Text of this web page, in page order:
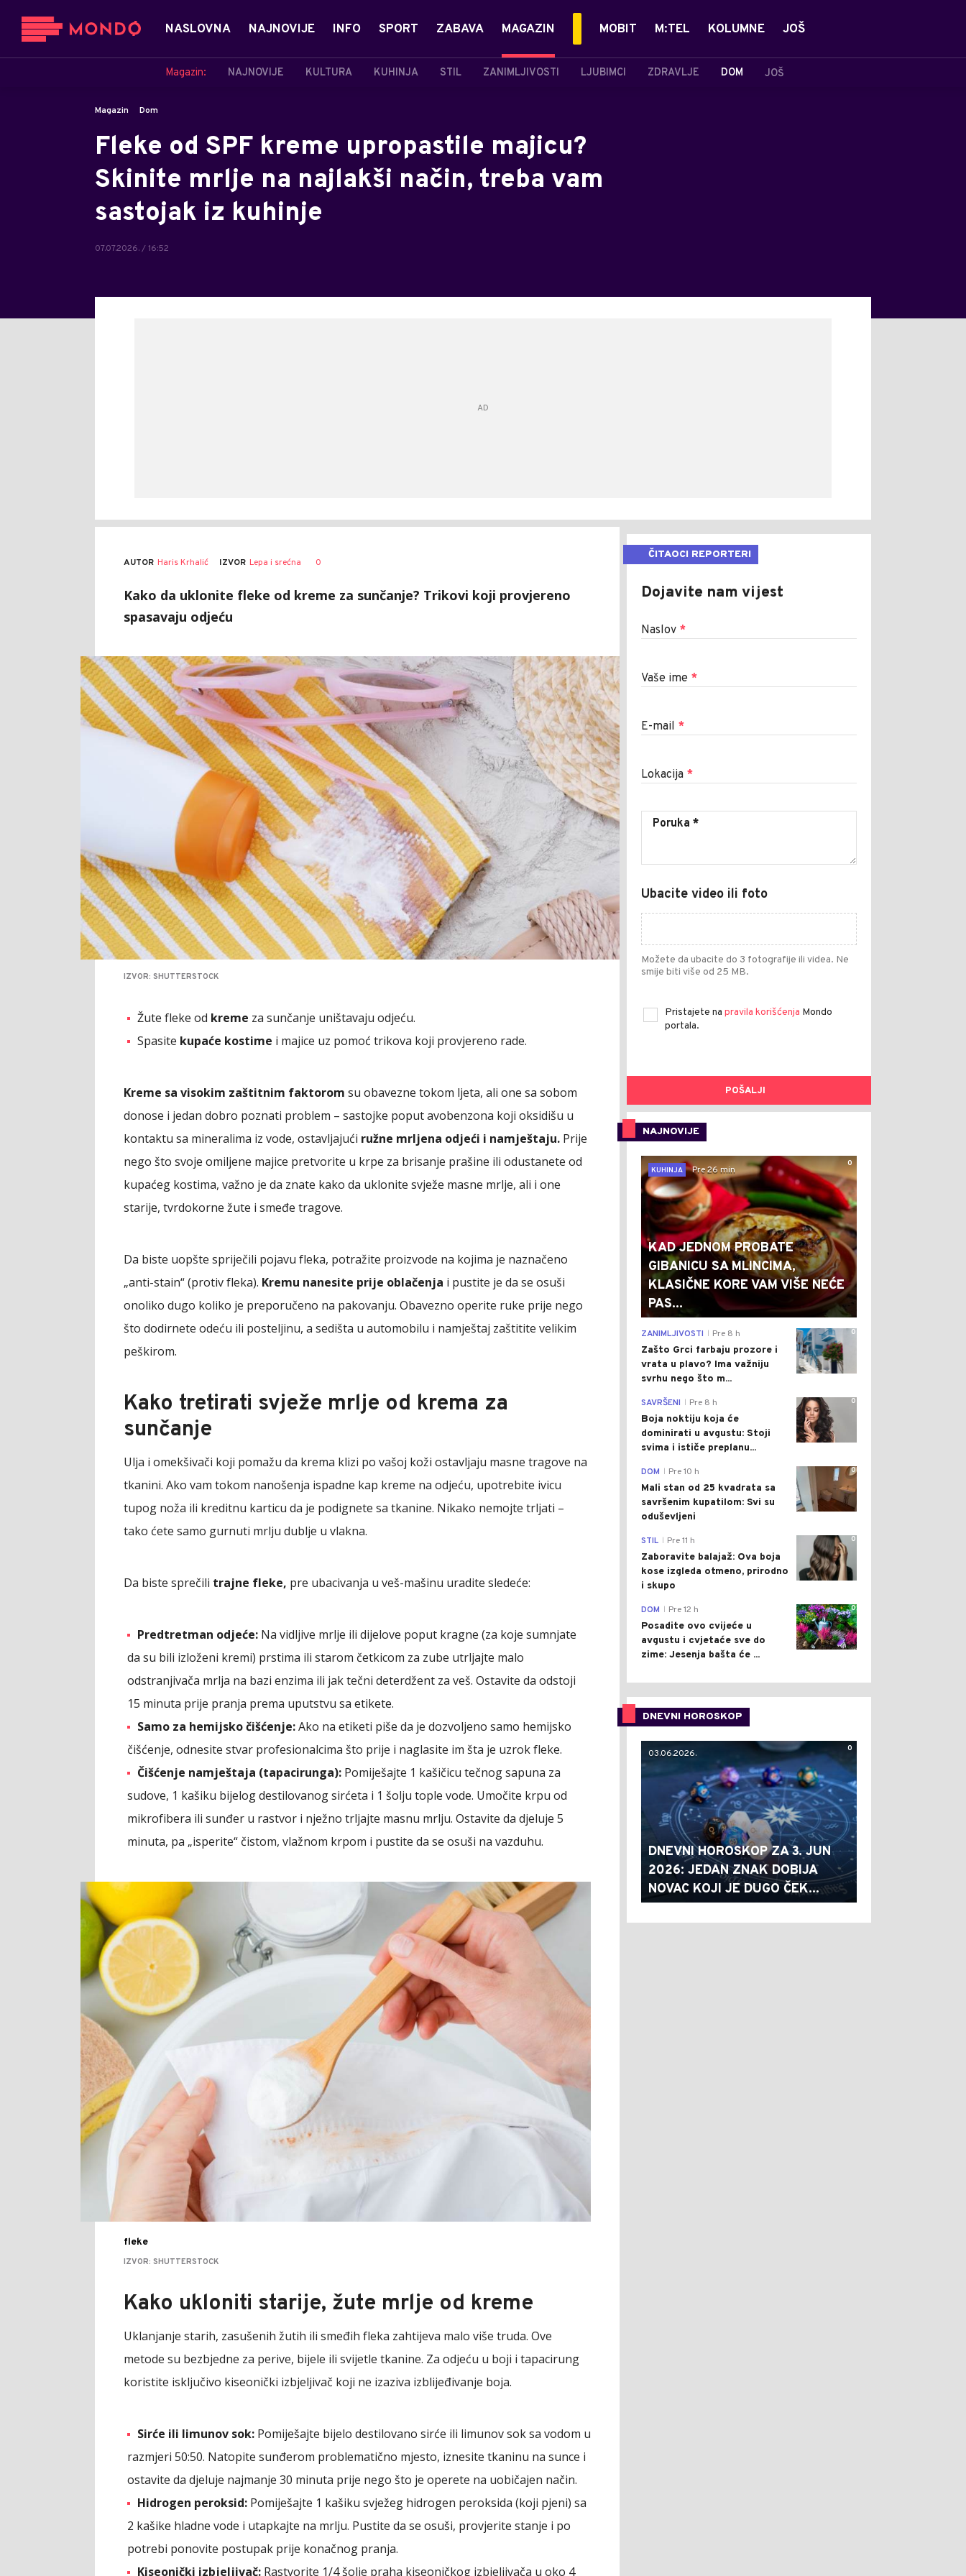
NASLOVNA NAJNOVIJE INFO SPORT ZABAVA MAGAZIN
Magazin: NAJNOVIJE KULTURA KUHINJA STIL ZANIMLJIVOSTI LJUBIMCI ZDRAVLJE DOM JOŠ
MOBIT M:TEL KOLUMNE JOŠ
Magazin Dom
Fleke od SPF kreme upropastile majicu?
Skinite mrlje na najlakši način, treba vam
sastojak iz kuhinje
07.07.2026. / 16:52
AUTOR Haris Krhalić IZVOR Lepa i srećna 0
Kako da uklonite fleke od kreme za sunčanje? Trikovi koji provjereno
spasavaju odjeću
IZVOR: SHUTTERSTOCK
Žute fleke od kreme za sunčanje uništavaju odjeću.
Spasite kupaće kostime i majice uz pomoć trikova koji provjereno rade.
Kreme sa visokim zaštitnim faktorom su obavezne tokom ljeta, ali one sa sobom
donose i jedan dobro poznati problem – sastojke poput avobenzona koji oksidišu u
kontaktu sa mineralima iz vode, ostavljajući ružne mrljena odjeći i namještaju. Prije
nego što svoje omiljene majice pretvorite u krpe za brisanje prašine ili odustanete od
kupaćeg kostima, važno je da znate kako da uklonite svježe masne mrlje, ali i one
starije, tvrdokorne žute i smeđe tragove.
Da biste uopšte spriječili pojavu fleka, potražite proizvode na kojima je naznačeno
„anti-stain“ (protiv fleka). Kremu nanesite prije oblačenja i pustite je da se osuši
onoliko dugo koliko je preporučeno na pakovanju. Obavezno operite ruke prije nego
što dodirnete odeću ili posteljinu, a sedišta u automobilu i namještaj zaštitite velikim
peškirom.
Kako tretirati svježe mrlje od krema za
sunčanje
Ulja i omekšivači koji pomažu da krema klizi po vašoj koži ostavljaju masne tragove na
tkanini. Ako vam tokom nanošenja ispadne kap kreme na odjeću, upotrebite ivicu
tupog noža ili kreditnu karticu da je podignete sa tkanine. Nikako nemojte trljati –
tako ćete samo gurnuti mrlju dublje u vlakna.
Da biste sprečili trajne fleke, pre ubacivanja u veš-mašinu uradite sledeće:
Predtretman odjeće: Na vidljive mrlje ili dijelove poput kragne (za koje sumnjate
da su bili izloženi kremi) prstima ili starom četkicom za zube utrljajte malo
odstranjivača mrlja na bazi enzima ili jak tečni deterdžent za veš. Ostavite da odstoji
15 minuta prije pranja prema uputstvu sa etikete.
Samo za hemijsko čišćenje:Ako na etiketi piše da je dozvoljeno samo hemijsko
čišćenje, odnesite stvar profesionalcima što prije i naglasite im šta je uzrok fleke.
Čišćenje namještaja (tapacirunga): Pomiješajte 1 kašičicu tečnog sapuna za
sudove, 1 kašiku bijelog destilovanog sirćeta i 1 šolju tople vode. Umočite krpu od
mikrofibera ili sunđer u rastvor i nježno trljajte masnu mrlju. Ostavite da djeluje 5
minuta, pa „isperite“ čistom, vlažnom krpom i pustite da se osuši na vazduhu.
fleke
IZVOR: SHUTTERSTOCK
Kako ukloniti starije, žute mrlje od kreme
Uklanjanje starih, zasušenih žutih ili smeđih fleka zahtijeva malo više truda. Ove
metode su bezbjedne za perive, bijele ili svijetle tkanine. Za odjeću u boji i tapacirung
koristite isključivo kiseonički izbjeljivač koji ne izaziva izblijeđivanje boja.
Sirće ili limunov sok: Pomiješajte bijelo destilovano sirće ili limunov sok sa vodom u
razmjeri 50:50. Natopite sunđerom problematično mjesto, iznesite tkaninu na sunce i
ostavite da djeluje najmanje 30 minuta prije nego što je operete na uobičajen način.
Hidrogen peroksid: Pomiješajte 1 kašiku svježeg hidrogen peroksida (koji pjeni) sa
2 kašike hladne vode i utapkajte na mrlju. Pustite da se osuši, provjerite stanje i po
potrebi ponovite postupak prije konačnog pranja.
Kiseonički izbjeljivač: Rastvorite 1/4 šolje praha kiseoničkog izbjeljivača u oko 4
ČITAOCI REPORTERI
Dojavite nam vijest
Naslov *
Vaše ime *
E-mail *
Lokacija *
Ubacite video ili foto
Možete da ubacite do 3 fotografije ili videa. Ne
smije biti više od 25 MB.
Pristajete na pravila korišćenja Mondo
portala.
POŠALJI
NAJNOVIJE
0
KUHINJA
Pre 26 min
KAD JEDNOM PROBATE
GIBANICU SA MLINCIMA,
KLASIČNE KORE VAM VIŠE NEĆE
PAS...
0
ZANIMLJIVOSTI Pre 8 h
Zašto Grci farbaju prozore i
vrata u plavo? Ima važniju
svrhu nego što m...
0
SAVRŠENI Pre 8 h
Boja noktiju koja će
dominirati u avgustu: Stoji
svima i ističe preplanu...
0
DOM Pre 10 h
Mali stan od 25 kvadrata sa
savršenim kupatilom: Svi su
oduševljeni
0
STIL Pre 11 h
Zaboravite balajaž: Ova boja
kose izgleda otmeno, prirodno
i skupo
0
DOM Pre 12 h
Posadite ovo cvijeće u
avgustu i cvjetaće sve do
zime: Jesenja bašta će ...
DNEVNI HOROSKOP
0
03.06.2026.
DNEVNI HOROSKOP ZA 3. JUN
2026: JEDAN ZNAK DOBIJA
NOVAC KOJI JE DUGO ČEK...